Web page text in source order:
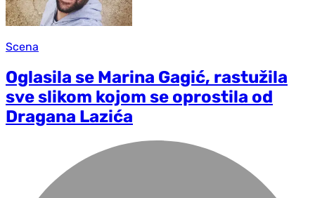
Scena
Oglasila se Marina Gagić, rastužila
sve slikom kojom se oprostila od
Dragana Lazića